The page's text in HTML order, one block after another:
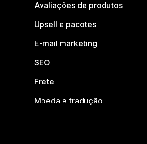
Avaliações de produtos
Upsell e pacotes
E-mail marketing
SEO
Frete
Moeda e tradução